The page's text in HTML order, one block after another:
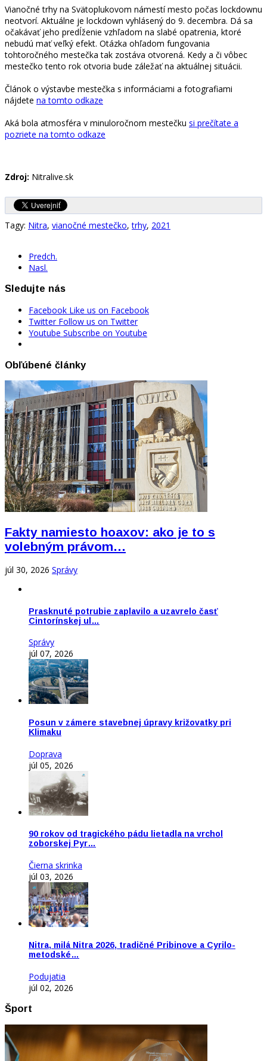
Vianočné trhy na Svätoplukovom námestí mesto počas lockdownu
neotvorí. Aktuálne je lockdown vyhlásený do 9. decembra. Dá sa
očakávať jeho predĺženie vzhľadom na slabé opatrenia, ktoré
nebudú mať veľký efekt. Otázka ohľadom fungovania
tohtoročného mestečka tak zostáva otvorená. Kedy a či vôbec
mestečko tento rok otvoria bude záležať na aktuálnej situácii.
Článok o výstavbe mestečka s informáciami a fotografiami
nájdete na tomto odkaze
Aká bola atmosféra v minuloročnom mestečku si prečítate a
pozriete na tomto odkaze
Zdroj: Nitralive.sk
Tagy: Nitra, vianočné mestečko,trhy, 2021
Predch.
Nasl.
Sledujte nás
Facebook Like us on Facebook
Twitter Follow us on Twitter
Youtube Subscribe on Youtube
Obľúbené články
Fakty namiesto hoaxov: ako je to s
volebným právom…
júl 30, 2026 Správy
Prasknuté potrubie zaplavilo a uzavrelo časť
Cintorínskej ul…
Správy
júl 07, 2026
Posun v zámere stavebnej úpravy križovatky pri
Klimaku
Doprava
júl 05, 2026
90 rokov od tragického pádu lietadla na vrchol
zoborskej Pyr…
Čierna skrinka
júl 03, 2026
Nitra, milá Nitra 2026, tradičné Pribinove a Cyrilo-
metodské…
Podujatia
júl 02, 2026
Šport